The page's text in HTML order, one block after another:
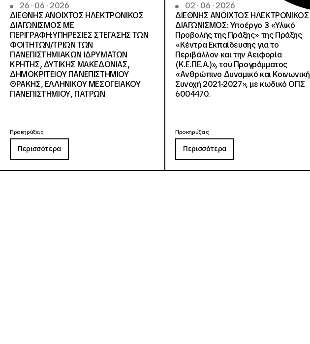
26 · 06 · 2026
ΔΙΕΘΝΗΣ ΑΝΟΙΧΤΟΣ ΗΛΕΚΤΡΟΝΙΚΟΣ
ΔΙΑΓΩΝΙΣΜΟΣ ΜΕ
ΠΕΡΙΓΡΑΦΗ:ΥΠΗΡΕΣΙΕΣ ΣΤΕΓΑΣΗΣ ΤΩΝ
ΦΟΙΤΗΤΩΝ/ΤΡΙΩΝ ΤΩΝ
ΠΑΝΕΠΙΣΤΗΜΙΑΚΩΝ ΙΔΡΥΜΑΤΩΝ
KΡΗΤΗΣ, ΔΥΤΙΚΗΣ ΜΑΚΕΔΟΝΙΑΣ,
ΔΗΜΟΚΡΙΤΕΙΟΥ ΠΑΝΕΠΙΣΤΗΜΙΟΥ
ΘΡΑΚΗΣ, ΕΛΛΗΝΙΚΟΥ ΜΕΣΟΓΕΙΑΚΟΥ
ΠΑΝΕΠΙΣΤΗΜΙΟΥ, ΠΑΤΡΩΝ
Προκηρύξεις
Περισσότερα
02 · 06 · 2026
ΔΙΕΘΝΗΣ ΑΝΟΙΧΤΟΣ ΗΛΕΚΤΡΟΝΙΚΟΣ
ΔΙΑΓΩΝΙΣΜΟΣ: Υποέργο 3 «Υλικό
Προβολής της Πράξης» της Πράξης
«Κέντρα Εκπαίδευσης για το
Περιβάλλον και την Αειφορία
(Κ.Ε.ΠΕ.Α.)», του Προγράμματος
«Ανθρώπινο Δυναμικό και Κοινωνική
Συνοχή 2021-2027», με κωδικό ΟΠΣ
6004470.
Προκηρύξεις
Περισσότερα